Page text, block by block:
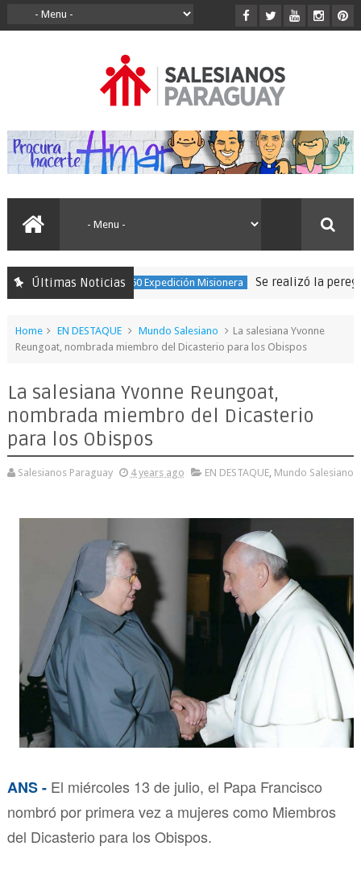
Últimas Noticias150 Expedición Misionera Se realizó la
Home EN DESTAQUE Mundo Salesiano
La salesiana Yvonne
Reungoat, nombrada miembro del Dicasterio para los Obispos
La salesiana Yvonne Reungoat,
nombrada miembro del Dicasterio
para los Obispos
Salesianos Paraguay 4 years ago EN DESTAQUE, Mundo Salesiano
ANS - El miércoles 13 de julio, el Papa Francisco
nombró por primera vez a mujeres como Miembros
del Dicasterio para los Obispos.